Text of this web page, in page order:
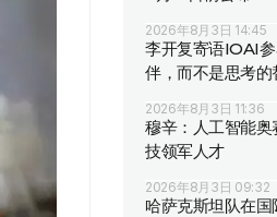
2026年8月3日 14:45
李开复寄语IOAI
伴，而不是思考的
2026年8月3日 11:36
穆辛：人工智能
技领军人才
2026年8月3日 09:32
哈萨克斯坦队在